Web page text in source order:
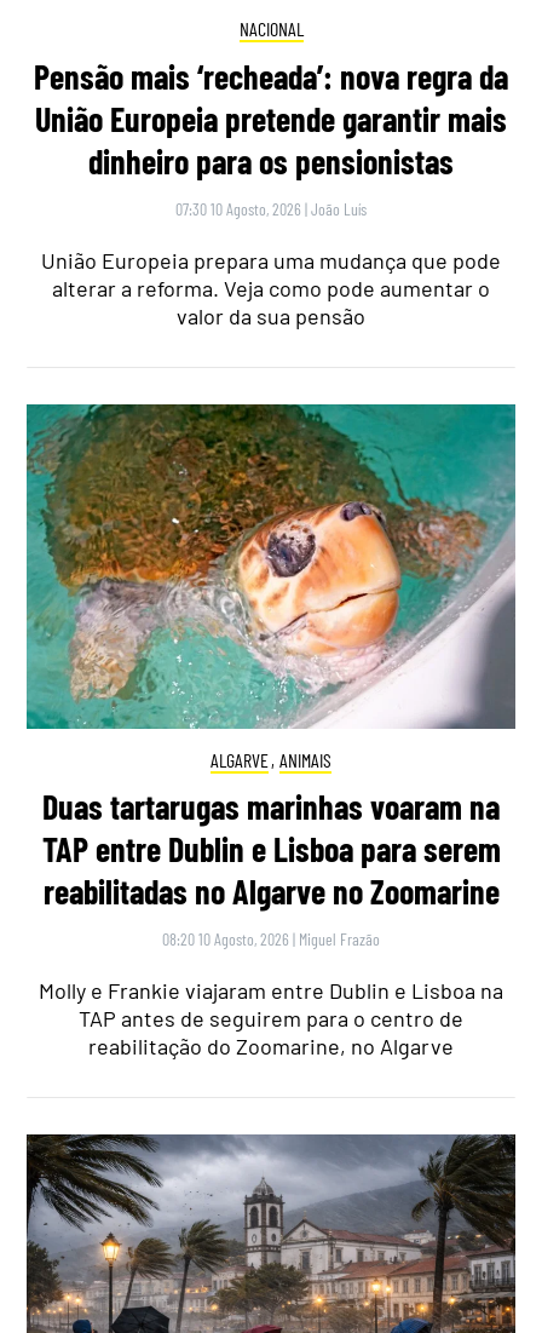
NACIONAL
Pensão mais ‘recheada’: nova regra da
União Europeia pretende garantir mais
dinheiro para os pensionistas
07:30 10 Agosto, 2026 |João Luís
União Europeia prepara uma mudança que pode
alterar a reforma. Veja como pode aumentar o
valor da sua pensão
ALGARVE, ANIMAIS
Duas tartarugas marinhas voaram na
TAP entre Dublin e Lisboa para serem
reabilitadas no Algarve no Zoomarine
08:20 10 Agosto, 2026 | Miguel Frazão
Molly e Frankie viajaram entre Dublin e Lisboa na
TAP antes de seguirem para o centro de
reabilitação do Zoomarine, no Algarve